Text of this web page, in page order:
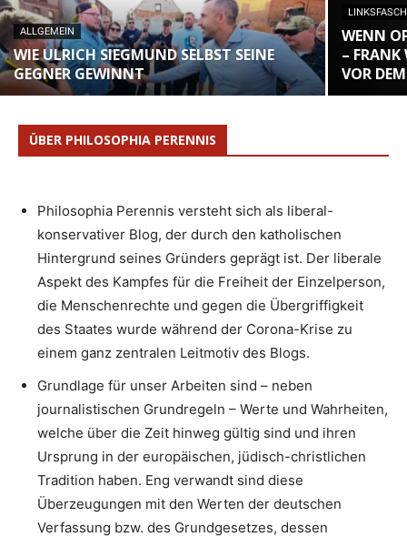
ALLGEMEIN
WIE ULRICH SIEGMUND SELBST SEINE
GEGNER GEWINNT
WENN
– FRANK
VOR
ÜBER PHILOSOPHIA PERENNIS
Philosophia Perennis versteht sich als liberal-
konservativer Blog, der durch den katholischen
Hintergrund seines Gründers geprägt ist. Der liberale
Aspekt des Kampfes für die Freiheit der Einzelperson,
die Menschenrechte und gegen die Übergriffigkeit
des Staates wurde während der Corona-Krise zu
einem ganz zentralen Leitmotiv des Blogs.
Grundlage für unser Arbeiten sind – neben
journalistischen Grundregeln – Werte und Wahrheiten,
welche über die Zeit hinweg gültig sind und ihren
Ursprung in der europäischen, jüdisch-christlichen
Tradition haben. Eng verwandt sind diese
Überzeugungen mit den Werten der deutschen
Verfassung bzw. des Grundgesetzes, dessen